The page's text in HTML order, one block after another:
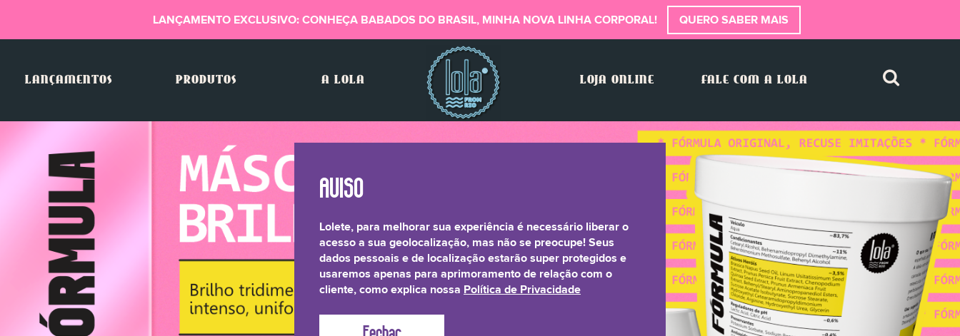
LANÇAMENTO EXCLUSIVO: CONHEÇA BABADOS DO BRASIL, MINHA NOVA LINHA CORPORAL! QUERO SABER MAIS
LANÇAMENTOS PRODUTOS A LOLA LOJA ONLINE FALE COM A LOLA
Lolete, para melhorar sua experiência é necessário liberar o
acesso a sua geolocalização, mas não se preocupe! Seus
dados pessoais e de localização estarão super protegidos e
usaremos apenas para aprimoramento de relação com o
cliente, como explica nossa Política de Privacidade